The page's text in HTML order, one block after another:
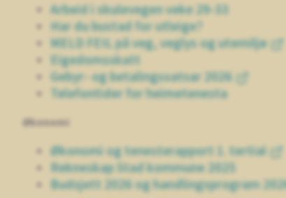
Arbeid i skulevegen veke 29-33
Har du bustad for utleige?
MELD FEIL på veg, veglys og utemiljø
Eigedomsskatt
Gebyr- og betalingssatsar 2026
Telefontider for heimetenesta
Økonomi
Økonomi og tenesterapport 1. tertial
Rekneskap Stad kommune 2025
Budsjett 2026 og handlingsprogram